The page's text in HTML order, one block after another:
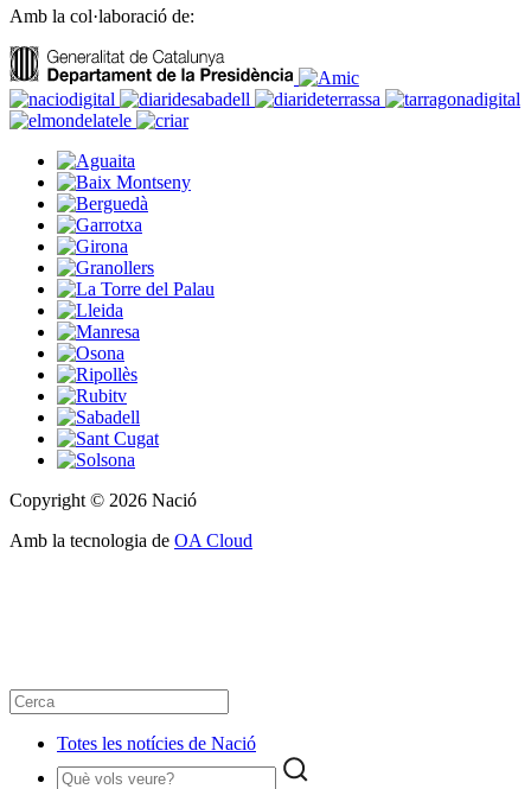
Amb la col·laboració de:
Copyright © 2026 Nació
Amb la tecnologia de OA Cloud
Totes les notícies de Nació